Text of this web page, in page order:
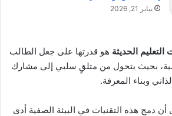
يناير 21, 2026
التعليم الحديثة هو قدرتها على جعل الطالب
بحيث يتحول من متلقٍ سلبي إلى مشارك
وبناء المعرفة.
دمج هذه التقنيات في البيئة الصفية أدى